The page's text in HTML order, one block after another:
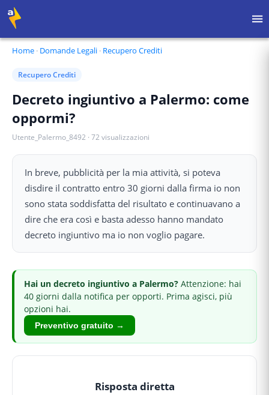
Home · Domande Legali · Recupero Crediti
Recupero Crediti
Decreto ingiuntivo a Palermo: come
oppormi?
Utente_Palermo_8492 · 72 visualizzazioni
In breve, pubblicità per la mia attività, si poteva
disdire il contratto entro 30 giorni dalla firma io non
sono stata soddisfatta del risultato e continuavano a
dire che era così e basta adesso hanno mandato
decreto ingiuntivo ma io non voglio pagare.
Hai un decreto ingiuntivo a Palermo? Attenzione: hai
40 giorni dalla notifica per opporti. Prima agisci, più
opzioni hai.
Preventivo gratuito →
Risposta diretta